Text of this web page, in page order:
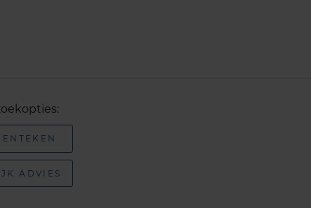
ADVIES